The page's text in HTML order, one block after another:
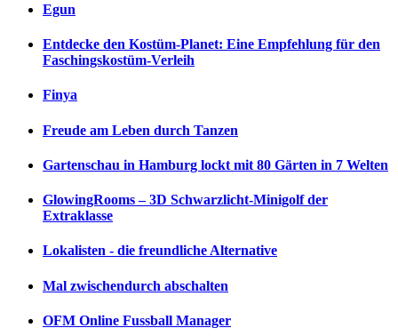
Egun
Entdecke den Kostüm-Planet: Eine Empfehlung für den
Faschingskostüm-Verleih
Finya
Freude am Leben durch Tanzen
Gartenschau in Hamburg lockt mit 80 Gärten in 7 Welten
GlowingRooms – 3D Schwarzlicht-Minigolf der
Extraklasse
Lokalisten - die freundliche Alternative
Mal zwischendurch abschalten
OFM Online Fussball Manager